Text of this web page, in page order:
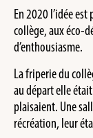
En 2020 l’idée
collège, aux éco-
d’enthousiasme.
La friperie du
au départ elle
plaisaient. Une
récréation, leur